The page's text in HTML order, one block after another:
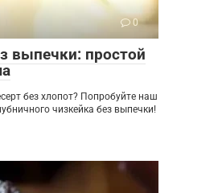
0
выпечки: простой
без хлопот? Попробуйте наш
чизкейка без выпечки!